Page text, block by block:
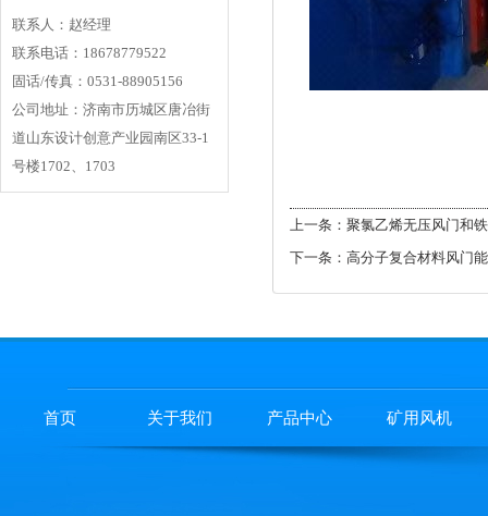
联系人：赵经理
联系电话：18678779522
固话/传真：0531-88905156
公司地址：济南市历城区唐冶街
道山东设计创意产业园南区33-1
号楼1702、1703
上一条： 聚氯乙烯无压风门和
下一条： 高分子复合材料风门
首页 关于我们 产品中心 矿用风机